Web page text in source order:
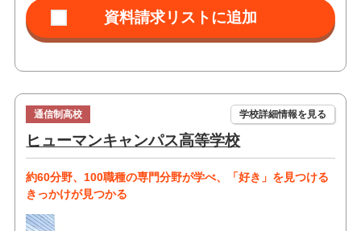
通信制高校 学校詳細情報を見る
ヒューマンキャンパス高等学校
約60分野、100職種の専門分野が学べ、「好き」を見つける
きっかけが見つかる